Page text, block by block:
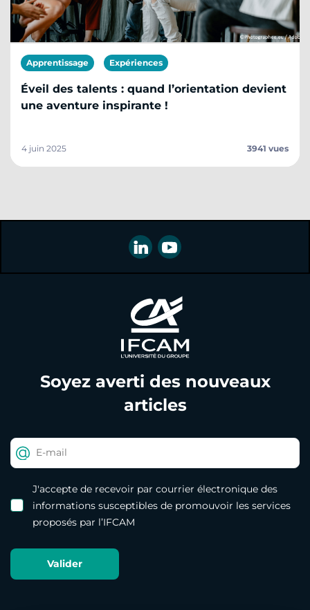
Apprentissage Expériences
Éveil des talents : quand l’orientation devient
une aventure inspirante !
4 juin 2025 3941 vues
Soyez averti des nouveaux
articles
J'accepte de recevoir par courrier électronique des
informations susceptibles de promouvoir les services
proposés par l’IFCAM